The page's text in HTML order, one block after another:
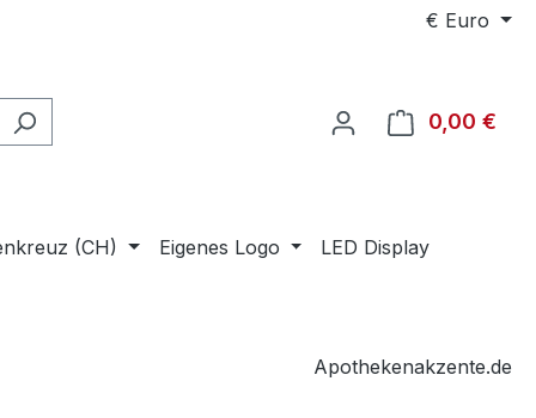
€ Euro
0,00 €
(CH) Eigenes Logo LED Display
Apothekenakzente.de